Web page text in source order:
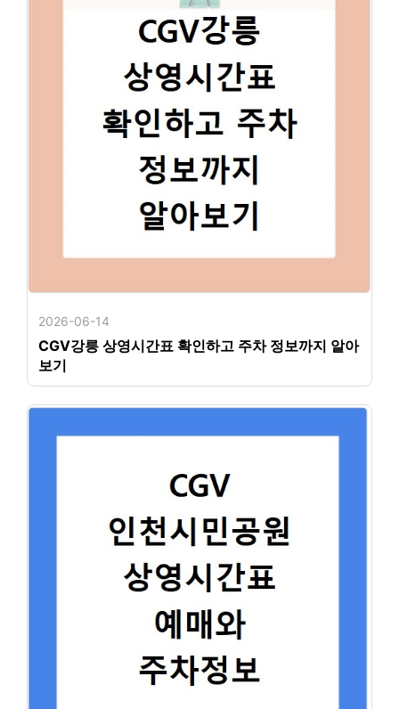
2026-06-14
CGV강릉 상영시간표 확인하고 주차 정보까지 알아
보기